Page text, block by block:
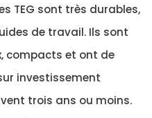
TEG sont très durables,
de travail. Ils sont
compacts et ont de
investissement
trois ans ou moins.